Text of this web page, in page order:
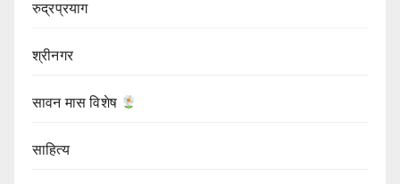
रुद्रप्रयाग
श्रीनगर
सावन मास विशेष
साहित्य